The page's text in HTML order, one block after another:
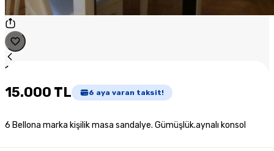
1
15.000 TL 6 aya varan taksit!
6 Bellona marka kişilik masa sandalye. Gümüşlük.aynalı konsol